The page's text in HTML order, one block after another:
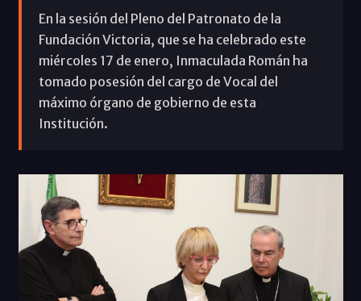
En la sesión del Pleno del Patronato de la
Fundación Victoria, que se ha celebrado este
miércoles 17 de enero, Inmaculada Román ha
tomado posesión del cargo de Vocal del
máximo órgano de gobierno de esta
Institución.